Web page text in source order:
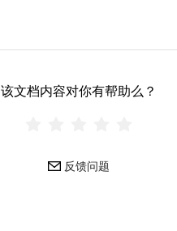
该文档内容对你有帮助么？
反馈问题